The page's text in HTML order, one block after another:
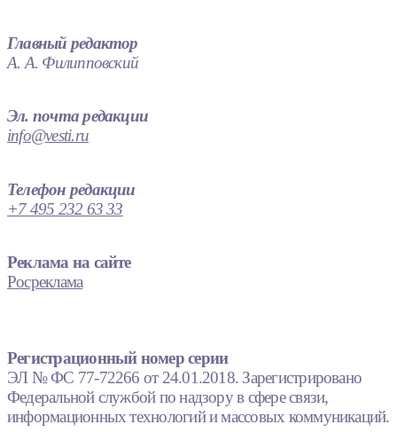
Главный редактор
А. А. Филипповский
Эл. почта редакции
info@vesti.ru
Телефон редакции
+7 495 232 63 33
Реклама на сайте
Росреклама
Регистрационный номер серии
ЭЛ № ФС 77-72266 от 24.01.2018. Зарегистрировано
Федеральной службой по надзору в сфере связи,
информационных технологий и массовых коммуникаций.